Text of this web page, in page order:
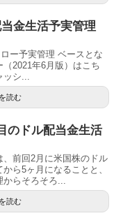
金生活予実管理
ー予実管理 ベースとな
2021年6月版）はこち
シ...
読む
のドル配当金生活
、前回2月に米国株のドル
ら5ヶ月になることと、
らそろそろ...
読む